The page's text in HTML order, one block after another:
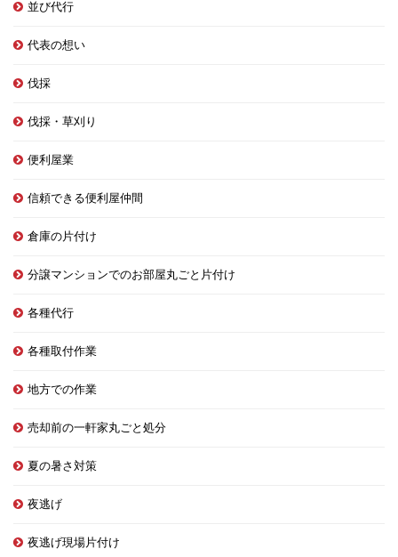
並び代行
代表の想い
伐採
伐採・草刈り
便利屋業
信頼できる便利屋仲間
倉庫の片付け
分譲マンションでのお部屋丸ごと片付け
各種代行
各種取付作業
地方での作業
売却前の一軒家丸ごと処分
夏の暑さ対策
夜逃げ
夜逃げ現場片付け